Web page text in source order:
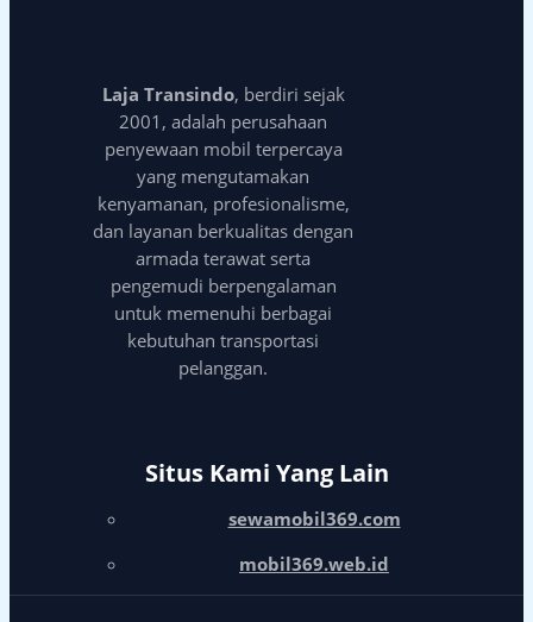
Laja Transindo, berdiri sejak
2001, adalah perusahaan
penyewaan mobil terpercaya
yang mengutamakan
kenyamanan, profesionalisme,
dan layanan berkualitas dengan
armada terawat serta
pengemudi berpengalaman
untuk memenuhi berbagai
kebutuhan transportasi
pelanggan.
Situs Kami Yang Lain
sewamobil369.com
mobil369.web.id